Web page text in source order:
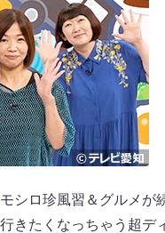
ロ珍風習＆グルメが
たくなっちゃう超デ